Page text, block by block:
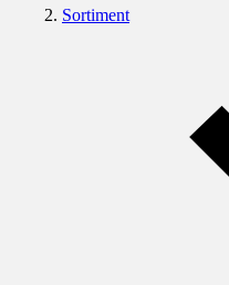
Sortiment